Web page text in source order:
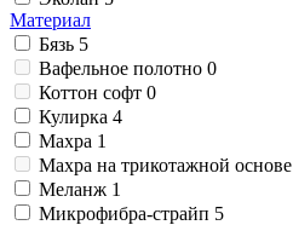
Материал
Бязь 5
Вафельное полотно 0
Коттон софт 0
Кулирка 4
Махра 1
Махра на трикотажной основе
Меланж 1
Микрофибра-страйп 5